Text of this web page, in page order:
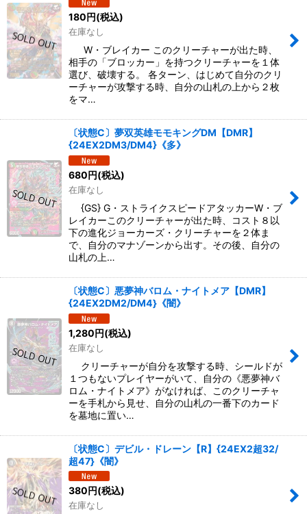
180円(税込)
在庫なし
W・ブレイカー このクリーチャーが出た時、
相手の「ブロッカー」を持つクリーチャーを１体
選び、破壊する。 各ターン、はじめて自分のクリ
ーチャーが攻撃する時、自分の山札の上から２枚
をマ…
〔状態C〕夢双英雄モモキングDM【DMR】
{24EX2DM3/DM4}《多》
680円(税込)
在庫なし
{GS} G・ストライクスピードアタッカーW・ブ
レイカーこのクリーチャーが出た時、コスト８以
下の進化ジョーカーズ・クリーチャーを２体ま
で、自分のマナゾーンから出す。その後、自分の
山札の上…
〔状態C〕悪夢神バロム・ナイトメア【DMR】
{24EX2DM2/DM4}《闇》
1,280円(税込)
在庫なし
クリーチャーが自分を攻撃する時、シールドが
１つもないプレイヤーがいて、自分の《悪夢神バ
ロム・ナイトメア》がなければ、このクリーチャ
ーを手札から見せ、自分の山札の一番下のカード
を墓地に置い…
〔状態C〕デビル・ドレーン【R】{24EX2超32/
超47}《闇》
380円(税込)
在庫なし